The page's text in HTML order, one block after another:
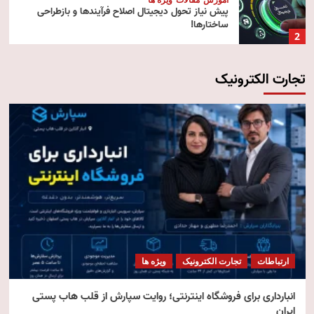
2
پیش‌ نیاز تحول دیجیتال اصلاح فرآیندها و بازطراحی
ساختارها!
3
آموزش
4
تکنولوژی مقالات ویژه ها
هوش مصنوعی استنتاجی
5
امنیت مقالات ویژه ها
امنیت فناوری اطلاعات
تجارت الکترونیک
ارتباطات تجارت الکترونیک ویژه ها
انبارداری برای فروشگاه اینترنتی؛ روایت سپارش از قلب هاب پستی